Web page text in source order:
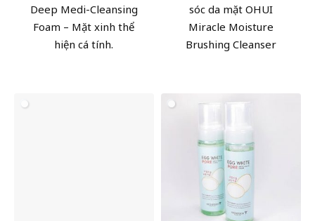
Deep Medi-Cleansing
Foam – Mặt xinh thể
hiện cá tính.
sóc da mặt OHUI
Miracle Moisture
Brushing Cleanser